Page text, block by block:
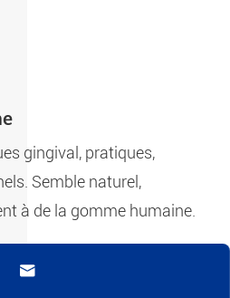
gingival, pratiques,
Semble naturel,
à de la gomme humaine.
